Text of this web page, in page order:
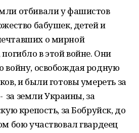
отбивали у фашистов
бабушек, детей и
о мирной
в этой войне. Они
войну, освобождая родную
и были готовы умереть за
за земли Украины, за
крепость, за Бобруйск, до
бою участвовал гвардеец